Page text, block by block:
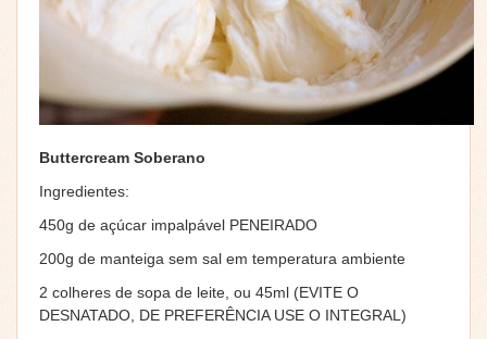
Buttercream Soberano
Ingredientes:
450g de açúcar impalpável PENEIRADO
200g de manteiga sem sal em temperatura ambiente
2 colheres de sopa de leite, ou 45ml (EVITE O
DESNATADO, DE PREFERÊNCIA USE O INTEGRAL)